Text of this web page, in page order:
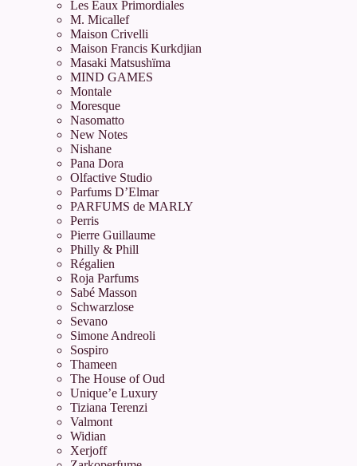
Les Eaux Primordiales
M. Micallef
Maison Crivelli
Maison Francis Kurkdjian
Masaki Matsushïma
MIND GAMES
Montale
Moresque
Nasomatto
New Notes
Nishane
Pana Dora
Olfactive Studio
Parfums D’Elmar
PARFUMS de MARLY
Perris
Pierre Guillaume
Philly & Phill
Régalien
Roja Parfums
Sabé Masson
Schwarzlose
Sevano
Simone Andreoli
Sospiro
Thameen
The House of Oud
Unique’e Luxury
Tiziana Terenzi
Valmont
Widian
Xerjoff